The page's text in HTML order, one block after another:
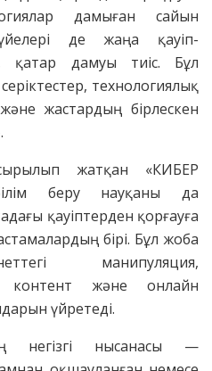
дамыған сайын
де жаңа қауіп-
қатар дамуы тиіс. Бұл
технологиялық
жастардың бірлескен
жатқан «КИБЕР
беру науқаны да
қауіптерден қорғауға
бірі. Бұл жоба
манипуляция,
контент және онлайн
үйретеді.
негізгі нысанасы —